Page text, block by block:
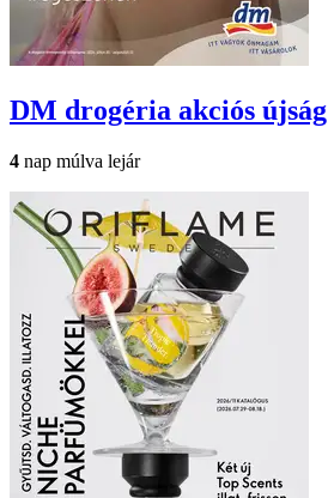
DM drogéria akciós újság
4 nap múlva lejár